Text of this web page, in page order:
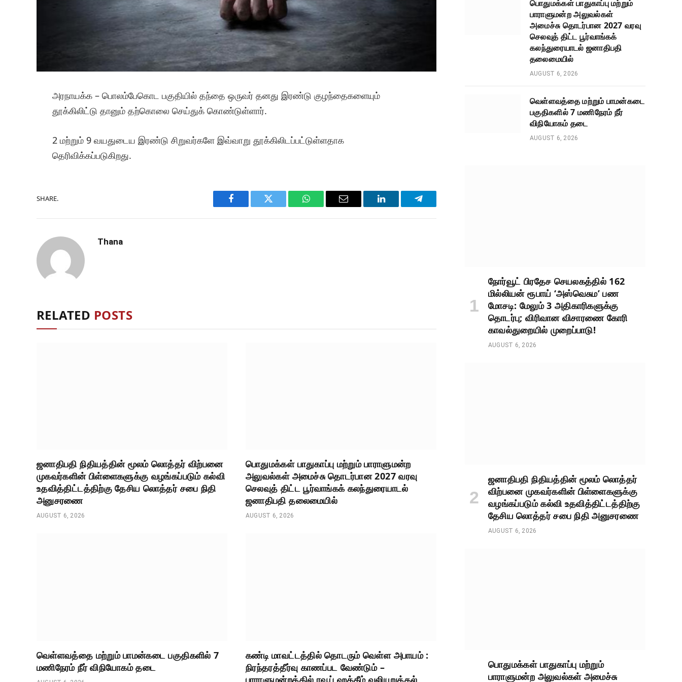
அரநாயக்க – பொலம்பேகொட பகுதியில் தந்தை ஒருவர் தனது இரண்டு குழந்தைகளையும்
தூக்கிலிட்டு தானும் தற்கொலை செய்துக் கொண்டுள்ளார்.
2 மற்றும் 9 வயதுடைய இரண்டு சிறுவர்களே இவ்வாறு தூக்கிலிடப்பட்டுள்ளதாக
தெரிவிக்கப்படுகிறது.
SHARE.
Facebook Twitter WhatsAppEmail LinkedIn Telegram
Thana
RELATED POSTS
ஜனாதிபதி நிதியத்தின் மூலம் லொத்தர் விற்பனை
முகவர்களின் பிள்ளைகளுக்கு வழங்கப்படும் கல்வி
உதவித்திட்டத்திற்கு தேசிய லொத்தர் சபை நிதி
அனுசரணை
AUGUST 6, 2026
பொதுமக்கள் பாதுகாப்பு மற்றும் பாராளுமன்ற
அலுவல்கள் அமைச்சு தொடர்பான 2027 வரவு
செலவுத் திட்ட பூர்வாங்கக் கலந்துரையாடல்
ஜனாதிபதி தலைமையில்
AUGUST 6, 2026
வெள்ளவத்தை மற்றும் பாமன்கடை பகுதிகளில் 7
மணிநேரம் நீர் விநியோகம் தடை
கண்டி மாவட்டத்தில் தொடரும் வெள்ள அபாயம் :
நிரந்தரத்தீர்வு காணப்பட வேண்டும் –
பாராளுமன்றத்தில் ரவூப் ஹக்கீம் வலியுறுத்தல்
பொதுமக்கள் பாதுகாப்பு மற்றும்
பாராளுமன்ற அலுவல்கள்
அமைச்சு தொடர்பான 2027 வரவு
செலவுத் திட்ட பூர்வாங்கக்
கலந்துரையாடல் ஜனாதிபதி
தலைமையில்
AUGUST 6, 2026
வெள்ளவத்தை மற்றும் பாமன்கடை
பகுதிகளில் 7 மணிநேரம் நீர்
விநியோகம் தடை
AUGUST 6, 2026
நோர்வூட் பிரதேச செயலகத்தில் 162
மில்லியன் ரூபாய் ‘அஸ்வெசும’ பண
மோசடி: மேலும் 3 அதிகாரிகளுக்கு
தொடர்பு; விரிவான விசாரணை கோரி
காவல்துறையில் முறைப்பாடு!
AUGUST 6, 2026
ஜனாதிபதி நிதியத்தின் மூலம் லொத்தர்
விற்பனை முகவர்களின் பிள்ளைகளுக்கு
வழங்கப்படும் கல்வி உதவித்திட்டத்திற்கு
தேசிய லொத்தர் சபை நிதி அனுசரணை
AUGUST 6, 2026
பொதுமக்கள் பாதுகாப்பு மற்றும்
பாராளுமன்ற அலுவல்கள் அமைச்சு